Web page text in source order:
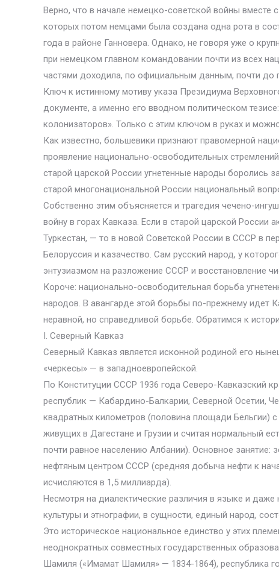
Верно, что в начале немецко-советской войны вместе
которых потом немцами была создана одна рота в
года в районе Ганновера. Однако, не говоря уже о
при немецком главном командовании почти из всех
частями доходила, по официальным данным, почти до
Ключ к истинному мотиву указа Президиума
документе, а именно его вводном политическом
колонизаторов». Только с этим ключом в руках и
Как известно, большевики признают правомерной
проявление национально-освободительных
старой царской России угнетенные народы боролись
старой многонациональной России национальный
Собственно этим объясняется и трагедия чечено-
войну в горах Кавказа. Если в старой царской
Туркестан, — то в новой Советской России в СССР в
Белоруссия и казачество. Сам русский народ, у
энтузиазмом на разложение СССР и восстановление
Короче: национально-освободительная борьба
народов. В авангарде этой борьбы по-прежнему идет
неравной, но справедливой борьбе. Обратимся к
I. Северный Кавказ
Северный Кавказ является исконной родиной его
«черкесы» — в западноевропейской.
По Конституции СССР 1936 года Северо-Кавказский
республик — Кабардино-Балкарии, Северной Осетии,
квадратных километров (половина площади Бельгии)
живущих в Дагестане и Грузии и считая нормальный
почти равное населению Албании). Основное
нефтяным центром СССР (средняя добыча нефти к
исчисляются в 1,5 миллиарда).
Несмотря на диалектические различия в языке и
культуры и этнографии, в сущности, единый народ,
Это историческое национальное единство у этих
неоднократных совместных государственных
Шамиля («Имамат Шамиля» — 1834-1864), республика